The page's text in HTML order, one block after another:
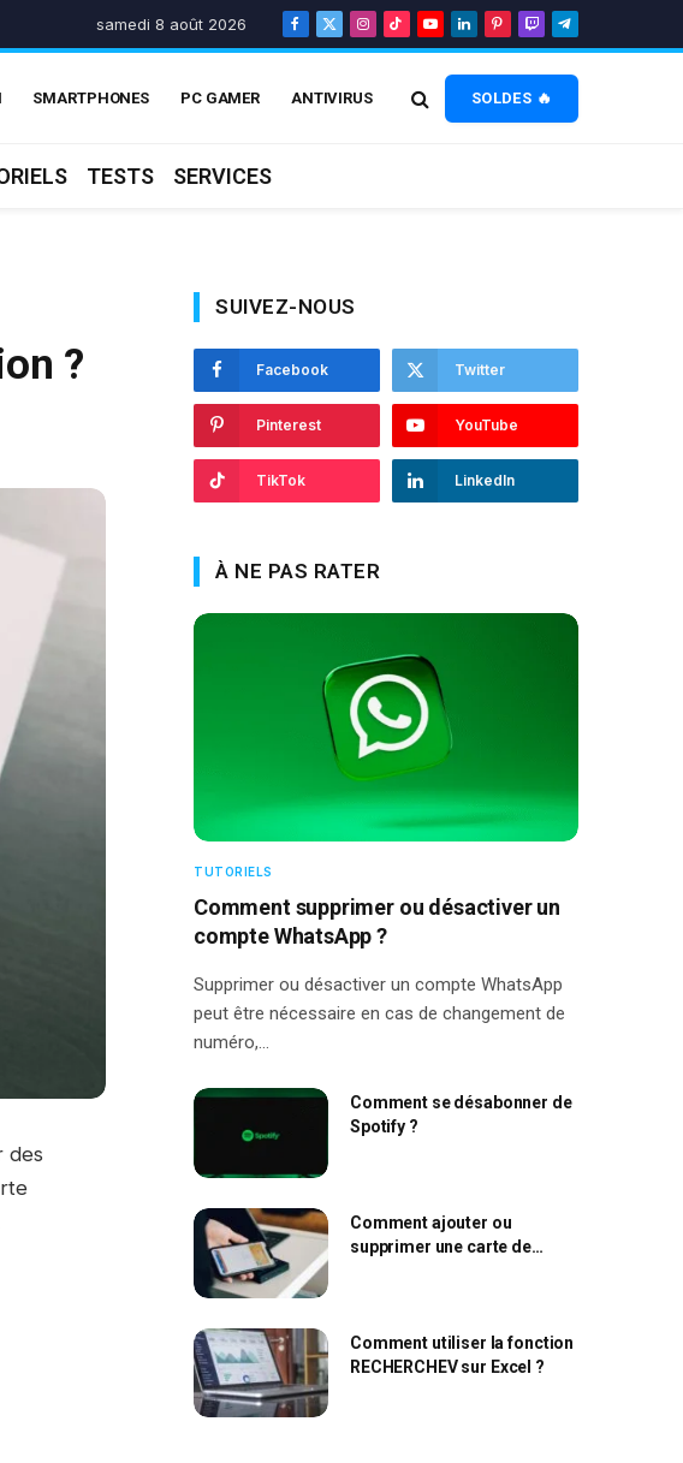
samedi 8 août 2026
Facebook
X
Instagram
TikTokYouTube
LinkedInPinterest
TwitchTelegram
SMARTPHONES PC GAMER ANTIVIRUS SOLDES 🔥
TESTS SERVICES
?
des
SUIVEZ-NOUS
Facebook Twitter
Pinterest YouTube
TikTok LinkedIn
À NE PAS RATER
TUTORIELS
Comment supprimer ou désactiver un
compte WhatsApp ?
Supprimer ou désactiver un compte WhatsApp
peut être nécessaire en cas de changement de
numéro,…
Comment se désabonner de
Spotify ?
Comment ajouter ou
supprimer une carte de
Comment utiliser la fonction
RECHERCHEV sur Excel ?